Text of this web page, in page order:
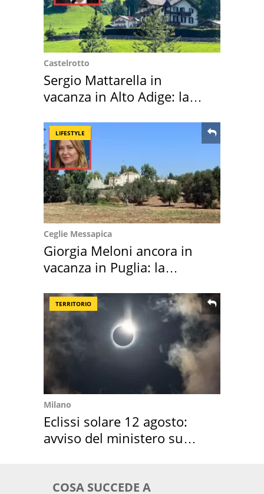
Castelrotto
Sergio Mattarella in
vacanza in Alto Adige: la
LIFESTYLE
Ceglie Messapica
Giorgia Meloni ancora in
vacanza in Puglia: la
TERRITORIO
Milano
Eclissi solare 12 agosto:
avviso del ministero su